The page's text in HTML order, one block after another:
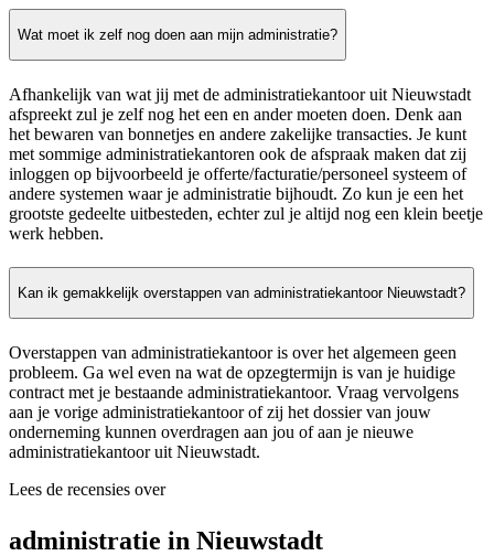
Wat moet ik zelf nog doen aan mijn administratie?
Afhankelijk van wat jij met de administratiekantoor uit Nieuwstadt
afspreekt zul je zelf nog het een en ander moeten doen. Denk aan
het bewaren van bonnetjes en andere zakelijke transacties. Je kunt
met sommige administratiekantoren ook de afspraak maken dat zij
inloggen op bijvoorbeeld je offerte/facturatie/personeel systeem of
andere systemen waar je administratie bijhoudt. Zo kun je een het
grootste gedeelte uitbesteden, echter zul je altijd nog een klein beetje
werk hebben.
Kan ik gemakkelijk overstappen van administratiekantoor Nieuwstadt?
Overstappen van administratiekantoor is over het algemeen geen
probleem. Ga wel even na wat de opzegtermijn is van je huidige
contract met je bestaande administratiekantoor. Vraag vervolgens
aan je vorige administratiekantoor of zij het dossier van jouw
onderneming kunnen overdragen aan jou of aan je nieuwe
administratiekantoor uit Nieuwstadt.
Lees de recensies over
administratie in Nieuwstadt